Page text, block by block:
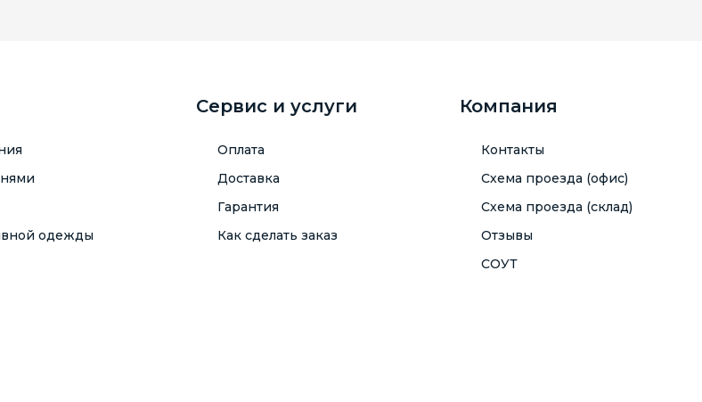
одежды
Сервис и услуги
Оплата
Доставка
Гарантия
Как сделать заказ
Компания
Контакты
Схема проезда (офис)
Схема проезда (склад)
Отзывы
СОУТ